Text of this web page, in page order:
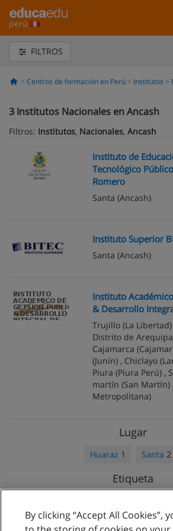
perú
FILTROS
Centros de formación en Perú Institutos
3 Institutos Nacionales en Ancash
Filtros: Institutos, Nacionales, Ancash
Instituto de
Tecnológico
Romero
Santa (Ancash)
Instituto Superior
Santa (Ancash)
Instituto
& Desarrollo
Trujillo (La Libertad)
Distrito de Arequipa
Cajamarca
(Junín) , Chiclayo
Piura (Piura Perú) ,
martí­n (San Martín)
Metropolitana)
Lugar
Huaraz 1 Santa 2
Etiqueta
By clicking “Accept All Cookies”,